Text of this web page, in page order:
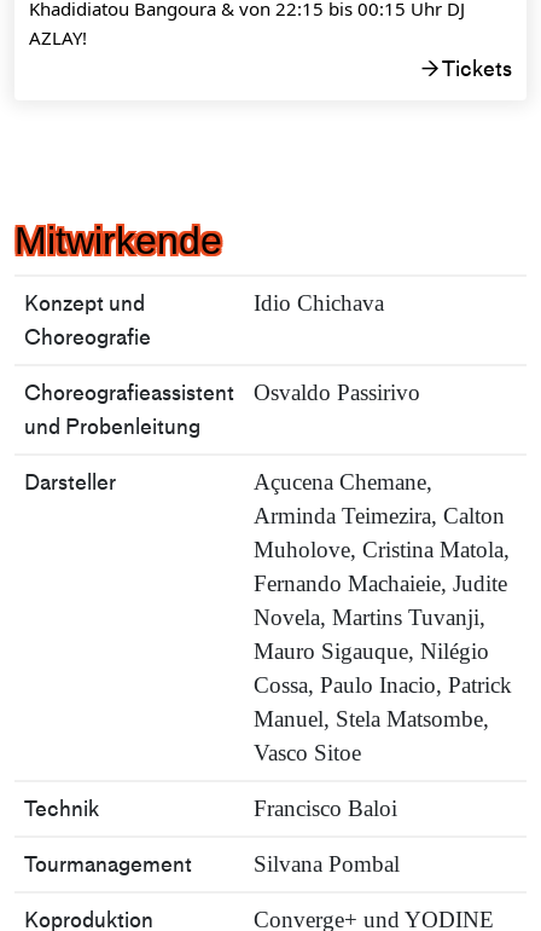
Khadidiatou Bangoura & von 22:15 bis 00:15 Uhr DJ
AZLAY!
→Tickets
Mitwirkende
Konzept und
Choreografie
Idio Chichava
Choreografieassistent
und Probenleitung
Osvaldo Passirivo
Darsteller
Açucena Chemane,
Arminda Teimezira, Calton
Muholove, Cristina Matola,
Fernando Machaieie, Judite
Novela, Martins Tuvanji,
Mauro Sigauque, Nilégio
Cossa, Paulo Inacio, Patrick
Manuel, Stela Matsombe,
Vasco Sitoe
Technik Francisco Baloi
Tourmanagement Silvana Pombal
Koproduktion Converge+ und YODINE